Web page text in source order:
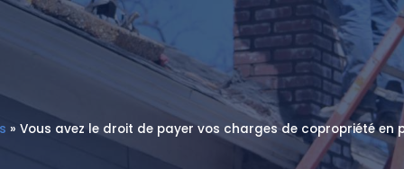
» Vous avez le droit de payer vos charges de copropriété en